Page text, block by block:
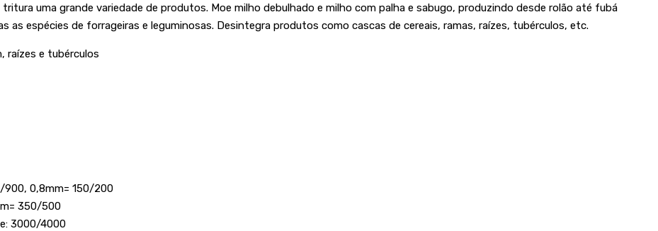
uma grande variedade de produtos. Moe milho debulhado e milho com palha e sabugo, produzindo desde rolão até fubá
as espécies de forrageiras e leguminosas. Desintegra produtos como cascas de cereais, ramas, raízes, tubérculos, etc.
raízes e tubérculos
900, 0,8mm= 150/200
350/500
3000/4000